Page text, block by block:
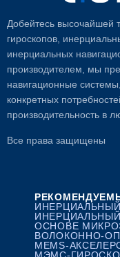
Добейтесь высочайшей
гироскопов,
инерциальных
производителем, мы
навигационные
конкретных
производительность в
Все права защищены
ОСНОВЕ
ВОЛОКОННО-
MEMS-